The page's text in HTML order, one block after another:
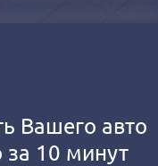
Вашего авто
за 10 минут